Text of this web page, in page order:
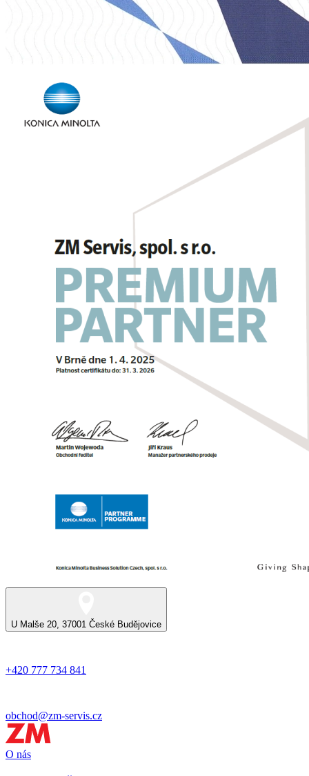
U Malše 20, 37001 České Budějovice
+420 777 734 841
obchod@zm-servis.cz
O nás